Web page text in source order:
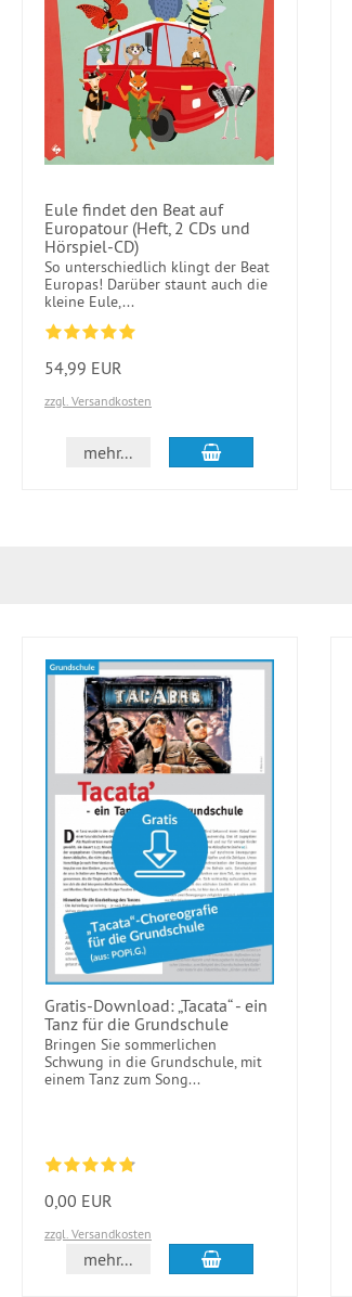
Eule findet den Beat auf
Europatour (Heft, 2 CDs und
Hörspiel-CD)
So unterschiedlich klingt der Beat
Europas! Darüber staunt auch die
kleine Eule,...
54,99 EUR
zzgl. Versandkosten
mehr... In den Warenkorb
Gratis-Download: „Tacata“ - ein
Tanz für die Grundschule
Bringen Sie sommerlichen
Schwung in die Grundschule, mit
einem Tanz zum Song...
0,00 EUR
zzgl. Versandkosten
mehr... In den Warenkorb